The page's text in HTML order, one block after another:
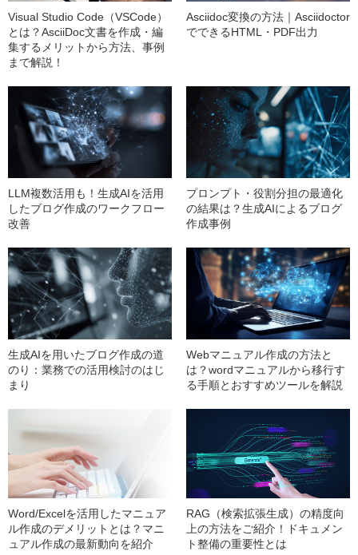
Visual Studio Code（VSCode）
とは？AsciiDoc文書を作成・編
集するメリットから方法、事例
まで解説！
Asciidoc変換の方法｜Asciidoctor
でできるHTML・PDF出力
LLM複数活用も！生成AIを活用
したブログ作成のワークフロー
改善
プロンプト・役割分担の最適化
の結果は？生成AIによるブログ
作成事例
生成AIを用いたブログ作成の道
のり：業務での活用検討のはじ
まり
Webマニュアル作成の方法と
は？wordマニュアルから移行す
る手順とおすすめツールを解説
Word/Excelを活用したマニュア
ル作成のデメリットとは？マニ
ュアル作成の最新動向を紹介
RAG（検索拡張生成）の精度向
上の方法をご紹介！ドキュメン
ト整備の重要性とは